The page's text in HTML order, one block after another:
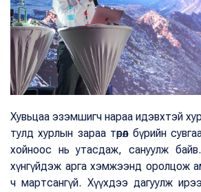
Хувьцаа эзэмшигч нараа идэвхтэй
тулд хурлын зараа төрөл бүрийн
хойноос нь утасдаж, сануулж
хүнгүйдэж арга хэмжээнд оролцож
ч мартсангүй. Хүүхдээ дагуулж